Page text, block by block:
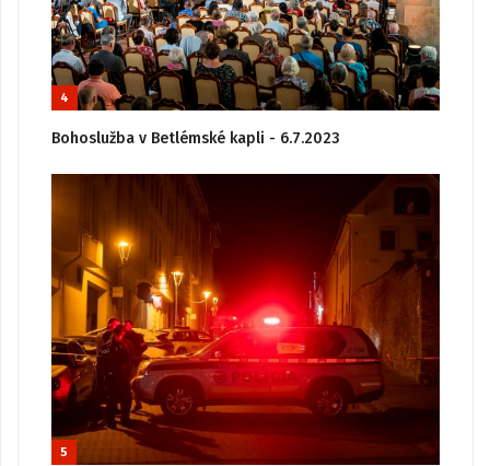
4
Bohoslužba v Betlémské kapli - 6.7.2023
5